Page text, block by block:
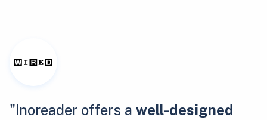
"Inoreader offers a well-designed